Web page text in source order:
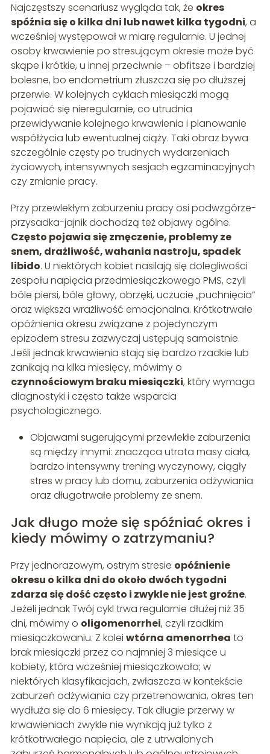
Najczęstszy scenariusz wygląda tak, że okres
spóźnia się o kilka dni lub nawet kilka tygodni, a
wcześniej występował w miarę regularnie. U jednej
osoby krwawienie po stresującym okresie może być
skąpe i krótkie, u innej przeciwnie – obfitsze i bardziej
bolesne, bo endometrium złuszcza się po dłuższej
przerwie. W kolejnych cyklach miesiączki mogą
pojawiać się nieregularnie, co utrudnia
przewidywanie kolejnego krwawienia i planowanie
współżycia lub ewentualnej ciąży. Taki obraz bywa
szczególnie częsty po trudnych wydarzeniach
życiowych, intensywnych sesjach egzaminacyjnych
czy zmianie pracy.
Przy przewlekłym zaburzeniu pracy osi podwzgórze-
przysadka-jajnik dochodzą też objawy ogólne.
Często pojawia się zmęczenie, problemy ze
snem, drażliwość, wahania nastroju, spadek
libido. U niektórych kobiet nasilają się dolegliwości
zespołu napięcia przedmiesiączkowego PMS, czyli
bóle piersi, bóle głowy, obrzęki, uczucie „puchnięcia”
oraz większa wrażliwość emocjonalna. Krótkotrwałe
opóźnienia okresu związane z pojedynczym
epizodem stresu zazwyczaj ustępują samoistnie.
Jeśli jednak krwawienia stają się bardzo rzadkie lub
zanikają na kilka miesięcy, mówimy o
czynnościowym braku miesiączki, który wymaga
diagnostyki i często także wsparcia
psychologicznego.
Objawami sugerującymi przewlekłe zaburzenia
są między innymi: znacząca utrata masy ciała,
bardzo intensywny trening wyczynowy, ciągły
stres w pracy lub domu, zaburzenia odżywiania
oraz długotrwałe problemy ze snem.
Jak długo może się spóźniać okres i
kiedy mówimy o zatrzymaniu?
Przy jednorazowym, ostrym stresie opóźnienie
okresu o kilka dni do około dwóch tygodni
zdarza się dość często i zwykle nie jest groźne.
Jeżeli jednak Twój cykl trwa regularnie dłużej niż 35
dni, mówimy o oligomenorrhei, czyli rzadkim
miesiączkowaniu. Z kolei wtórna amenorrhea to
brak miesiączki przez co najmniej 3 miesiące u
kobiety, która wcześniej miesiączkowała; w
niektórych klasyfikacjach, zwłaszcza w kontekście
zaburzeń odżywiania czy przetrenowania, okres ten
wydłuża się do 6 miesięcy. Tak długie przerwy w
krwawieniach zwykle nie wynikają już tylko z
krótkotrwałego napięcia, ale z utrwalonych